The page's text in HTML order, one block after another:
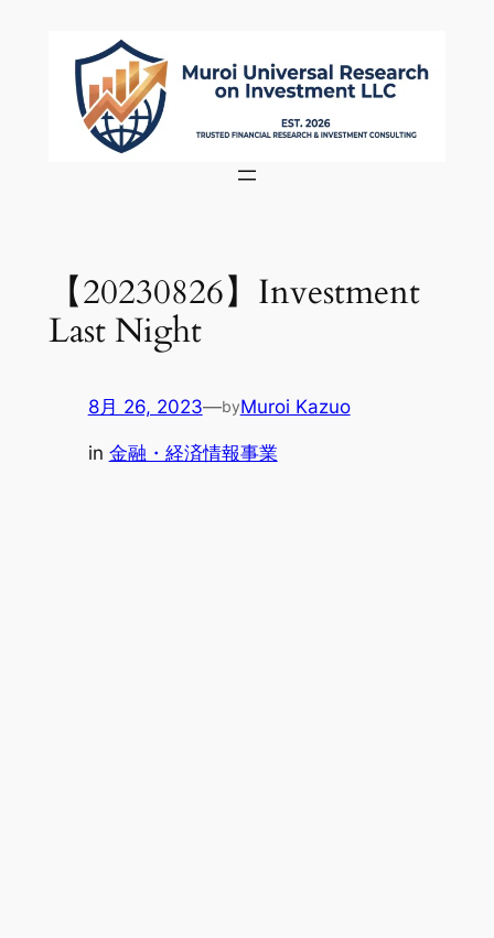
【20230826】Investment
Last Night
8月 26, 2023—byMuroi Kazuo
in 金融・経済情報事業